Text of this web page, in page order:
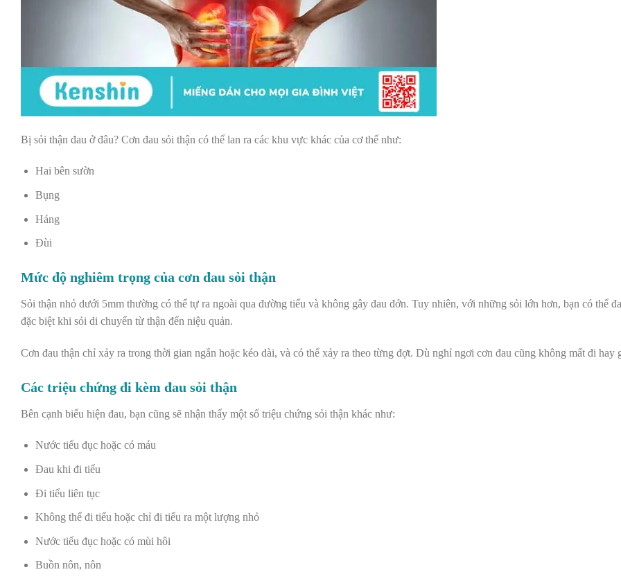
Bị sỏi thận đau ở đâu? Cơn đau sỏi thận có thể lan ra các khu vực khác của cơ thể như:
Hai bên sườn
Bụng
Háng
Đùi
Mức độ nghiêm trọng của cơn đau sỏi thận
Sỏi thận nhỏ dưới 5mm thường có thể tự ra ngoài qua đường tiểu và không gây đau đớn. Tuy nhiên, với những sỏi lớn hơn, bạn có thể
đặc biệt khi sỏi di chuyển từ thận đến niệu quản.
Cơn đau thận chỉ xảy ra trong thời gian ngắn hoặc kéo dài, và có thể xảy ra theo từng đợt. Dù nghỉ ngơi cơn đau cũng không mất đi hay
Các triệu chứng đi kèm đau sỏi thận
Bên cạnh biểu hiện đau, bạn cũng sẽ nhận thấy một số triệu chứng sỏi thận khác như:
Nước tiểu đục hoặc có máu
Đau khi đi tiểu
Đi tiểu liên tục
Không thể đi tiểu hoặc chỉ đi tiểu ra một lượng nhỏ
Nước tiểu đục hoặc có mùi hôi
Buồn nôn, nôn